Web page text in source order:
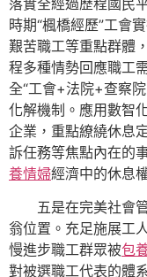
時期“楓橋經歷”工會
艱苦職工等重點群體
程多種情勢回應職工
全“工會+法院+查察
化解機制。應用數智
企業，重點繚繞休息
訴任務等焦點內在的
養情婦經濟中的休息
五是在完美社會
翁位置。充足施展工
慢進步職工群眾被包
對被選職工代表的體